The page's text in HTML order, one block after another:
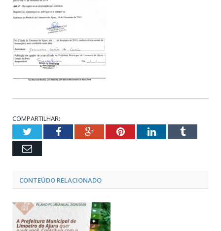
COMPARTILHAR:
TwitterFacebookGoogle+PinterestLinkedInTumblr
Email
CONTEÚDO RELACIONADO